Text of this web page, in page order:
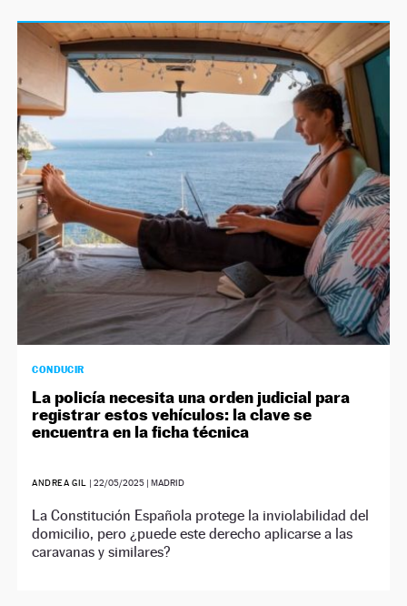
CONDUCIR
La policía necesita una orden judicial para
registrar estos vehículos: la clave se
encuentra en la ficha técnica
ANDREA GIL |22/05/2025 | MADRID
La Constitución Española protege la inviolabilidad del
domicilio, pero ¿puede este derecho aplicarse a las
caravanas y similares?